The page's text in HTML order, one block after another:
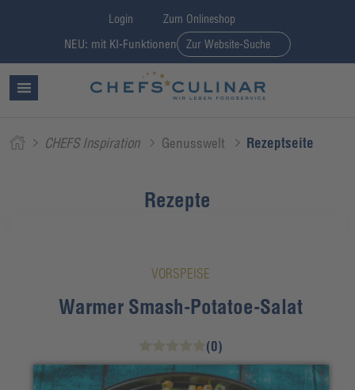
Login Zum Onlineshop
NEU: mit KI-Funktionen Zur Website-Suche
CHEFS Inspiration Genusswelt Rezeptseite
Rezepte
VORSPEISE
Warmer Smash-Potatoe-Salat
(0)